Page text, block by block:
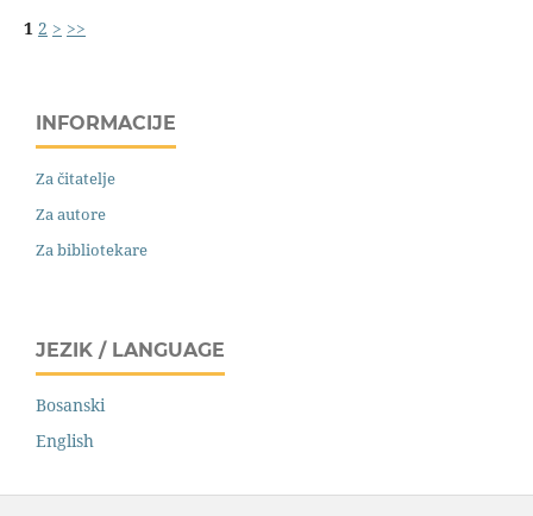
1 2 > >>
INFORMACIJE
Za čitatelje
Za autore
Za bibliotekare
JEZIK / LANGUAGE
Bosanski
English